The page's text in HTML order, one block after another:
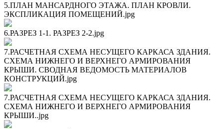
5.ПЛАН МАНСАРДНОГО ЭТАЖА. ПЛАН КРОВЛИ.
ЭКСПЛИКАЦИЯ ПОМЕЩЕНИЙ.jpg
6.РАЗРЕЗ 1-1. РАЗРЕЗ 2-2.jpg
7.РАСЧЕТНАЯ СХЕМА НЕСУЩЕГО КАРКАСА ЗДАНИЯ.
СХЕМА НИЖНЕГО И ВЕРХНЕГО АРМИРОВАНИЯ
КРЫШИ. СВОДНАЯ ВЕДОМОСТЬ МАТЕРИАЛОВ
КОНСТРУКЦИЙ.jpg
7.РАСЧЕТНАЯ СХЕМА НЕСУЩЕГО КАРКАСА ЗДАНИЯ.
СХЕМА НИЖНЕГО И ВЕРХНЕГО АРМИРОВАНИЯ
КРЫШИ..jpg